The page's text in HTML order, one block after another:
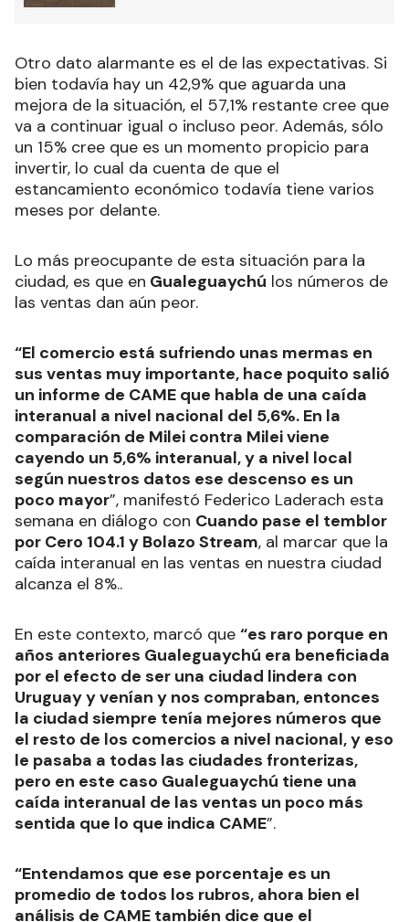
Otro dato alarmante es el de las expectativas. Si
bien todavía hay un 42,9% que aguarda una
mejora de la situación, el 57,1% restante cree que
va a continuar igual o incluso peor. Además, sólo
un 15% cree que es un momento propicio para
invertir, lo cual da cuenta de que el
estancamiento económico todavía tiene varios
meses por delante.
Lo más preocupante de esta situación para la
ciudad, es que en Gualeguaychú los números de
las ventas dan aún peor.
“El comercio está sufriendo unas mermas en
sus ventas muy importante, hace poquito salió
un informe de CAME que habla de una caída
interanual a nivel nacional del 5,6%. En la
comparación de Milei contra Milei viene
cayendo un 5,6% interanual, y a nivel local
según nuestros datos ese descenso es un
poco mayor”, manifestó Federico Laderach esta
semana en diálogo con Cuando pase el temblor
por Cero 104.1 y Bolazo Stream, al marcar que la
caída interanual en las ventas en nuestra ciudad
alcanza el 8%..
En este contexto, marcó que “es raro porque en
años anteriores Gualeguaychú era beneficiada
por el efecto de ser una ciudad lindera con
Uruguay y venían y nos compraban, entonces
la ciudad siempre tenía mejores números que
el resto de los comercios a nivel nacional, y eso
le pasaba a todas las ciudades fronterizas,
pero en este caso Gualeguaychú tiene una
caída interanual de las ventas un poco más
sentida que lo que indica CAME”.
“Entendamos que ese porcentaje es un
promedio de todos los rubros, ahora bien el
análisis de CAME también dice que el